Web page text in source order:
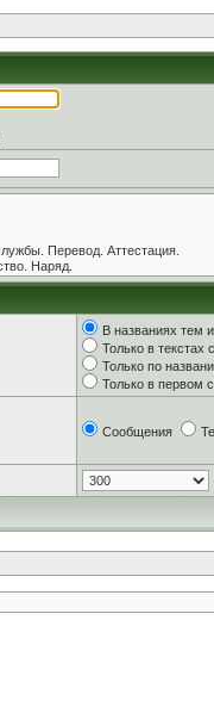
В названиях тем
Только в текстах
Только по
Только в первом
Сообщения